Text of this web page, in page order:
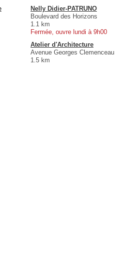
Nelly Didier-PATRUNO
Boulevard des Horizons
1.1 km
Fermée, ouvre lundi à 9h00
Atelier d'Architecture
Avenue Georges Clemenceau
1.5 km